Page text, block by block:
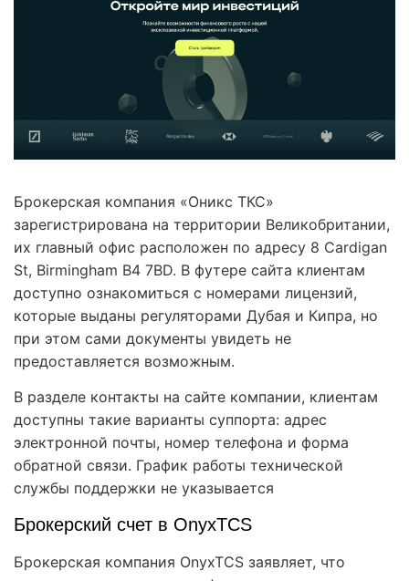
Брокерская компания «Оникс ТКС»
зарегистрирована на территории Великобритании,
их главный офис расположен по адресу 8 Cardigan
St, Birmingham B4 7BD. В футере сайта клиентам
доступно ознакомиться с номерами лицензий,
которые выданы регуляторами Дубая и Кипра, но
при этом сами документы увидеть не
предоставляется возможным.
В разделе контакты на сайте компании, клиентам
доступны такие варианты суппорта: адрес
электронной почты, номер телефона и форма
обратной связи. График работы технической
службы поддержки не указывается
Брокерский счет в OnyxTCS
Брокерская компания OnyxTCS заявляет, что